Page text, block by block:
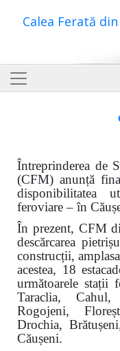
Calea Ferată
Întreprinderea de
(CFM) anunță
disponibilitatea
feroviare – în
În prezent, CFM
descărcarea
construcții,
acestea, 18
următoarele stații
Taraclia,
Rogojeni,
Drochia,
Căușeni.